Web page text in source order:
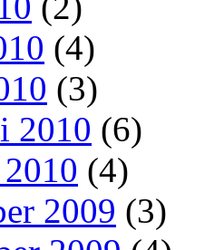
(4)
(3)
2010 (6)
(4)
2009 (3)